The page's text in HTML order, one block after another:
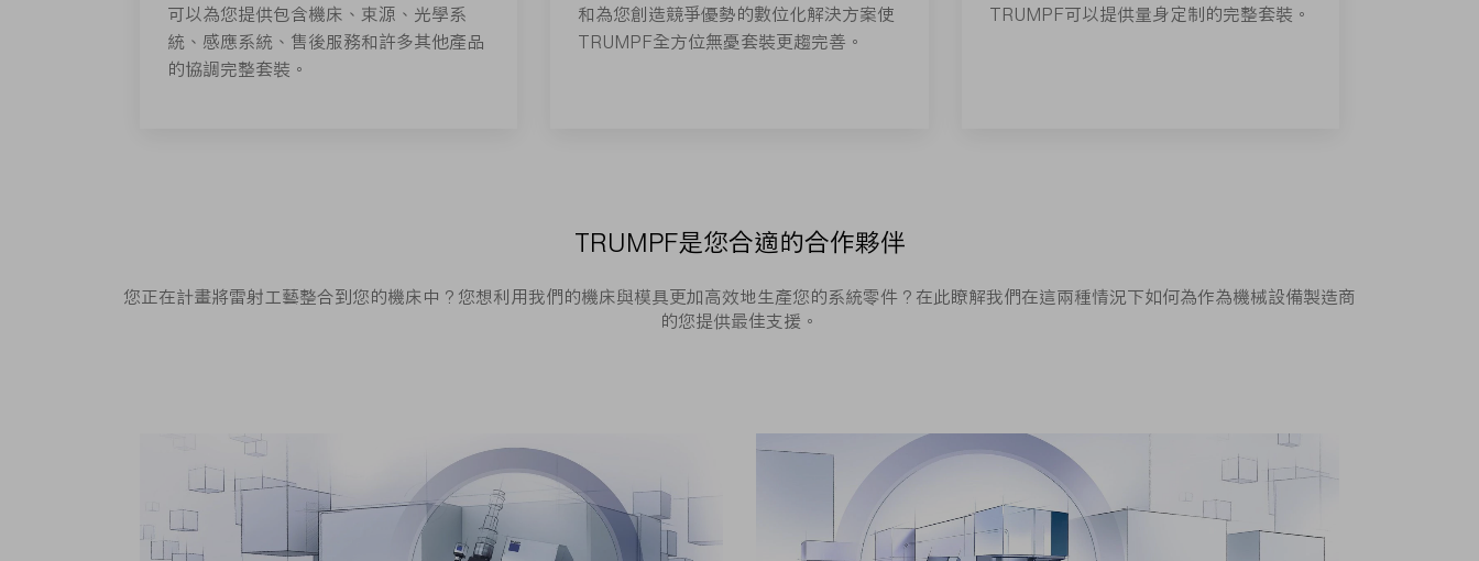
可以為您提供包含機床、束源、光學系
統、感應系統、售後服務和許多其他產品
的協調完整套裝。
和為您創造競爭優勢的數位化解決方案使
TRUMPF全方位無憂套裝更趨完善。
TRUMPF可以提供量身定制的完整套裝。
TRUMPF是您合適的合作夥伴
您正在計畫將雷射工藝整合到您的機床中？您想利用我們的機床與模具更加高效地生產您的系統零件？在此瞭解我們在這兩種情況下如何為作為機械設備製造商
的您提供最佳支援。